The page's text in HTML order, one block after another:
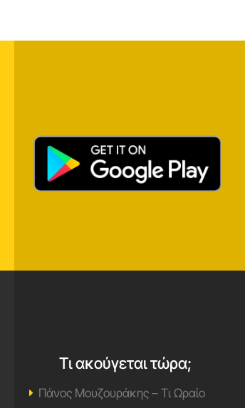
Τι ακούγεται τώρα;
Πάνος Μουζουράκης – Τι Ωραίο